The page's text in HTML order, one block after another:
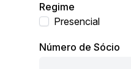
Regime
Presencial
Número de Sócio